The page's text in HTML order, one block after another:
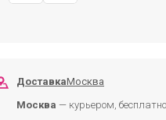
ДоставкаМосква
Москва — курьером,